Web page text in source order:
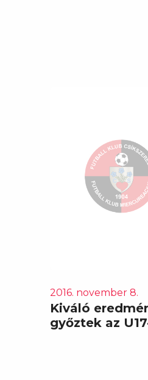
2016. november 8.
Kiváló
győztek az